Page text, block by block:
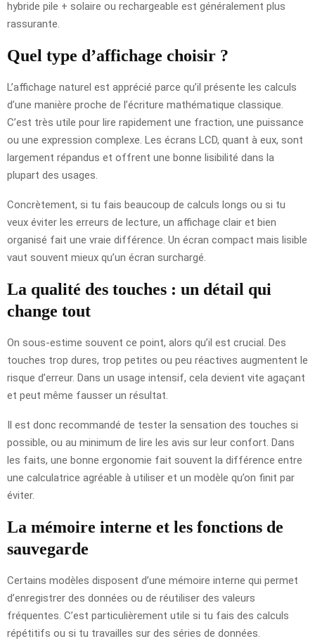
hybride pile + solaire ou rechargeable est généralement plus
rassurante.
Quel type d’affichage choisir ?
L’affichage naturel est apprécié parce qu’il présente les calculs
d’une manière proche de l’écriture mathématique classique.
C’est très utile pour lire rapidement une fraction, une puissance
ou une expression complexe. Les écrans LCD, quant à eux, sont
largement répandus et offrent une bonne lisibilité dans la
plupart des usages.
Concrètement, si tu fais beaucoup de calculs longs ou si tu
veux éviter les erreurs de lecture, un affichage clair et bien
organisé fait une vraie différence. Un écran compact mais lisible
vaut souvent mieux qu’un écran surchargé.
La qualité des touches : un détail qui
change tout
On sous-estime souvent ce point, alors qu’il est crucial. Des
touches trop dures, trop petites ou peu réactives augmentent le
risque d’erreur. Dans un usage intensif, cela devient vite agaçant
et peut même fausser un résultat.
Il est donc recommandé de tester la sensation des touches si
possible, ou au minimum de lire les avis sur leur confort. Dans
les faits, une bonne ergonomie fait souvent la différence entre
une calculatrice agréable à utiliser et un modèle qu’on finit par
éviter.
La mémoire interne et les fonctions de
sauvegarde
Certains modèles disposent d’une mémoire interne qui permet
d’enregistrer des données ou de réutiliser des valeurs
fréquentes. C’est particulièrement utile si tu fais des calculs
répétitifs ou si tu travailles sur des séries de données.